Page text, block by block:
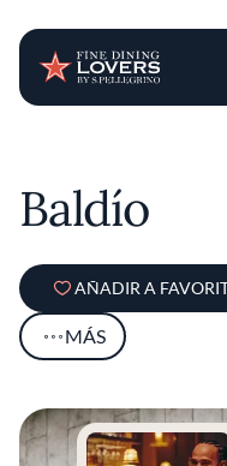
Baldío
AÑADIR A
MÁS